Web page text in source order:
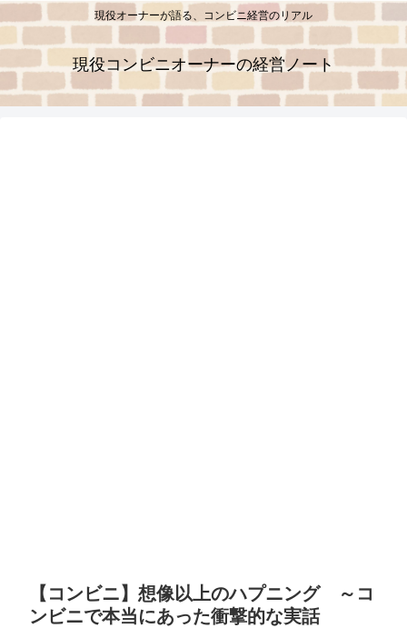
現役オーナーが語る、コンビニ経営のリアル
現役コンビニオーナーの経営ノート
【コンビニ】想像以上のハプニング ～コ
ンビニで本当にあった衝撃的な実話